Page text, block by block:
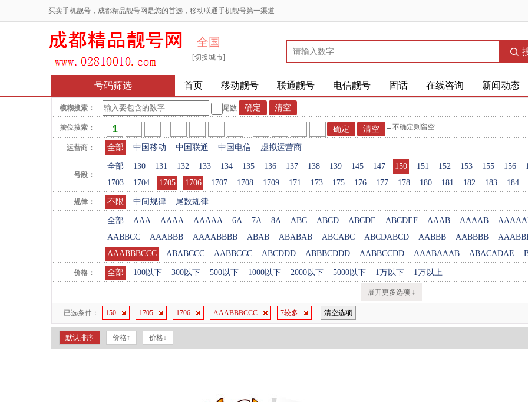
买卖手机靓号，成都精品靓号网是您的首选，移动联通手机靓号第一渠道
全国
[切换城市]
号码筛选 首页 移动靓号 联通靓号 电信靓号 固话 在线咨询 新闻动态
模糊搜索： 尾数
按位搜索： ←不确定则留空
运营商： 全部 中国移动 中国联通 中国电信 虚拟运营商
号段：
全部 130 131 132 133 134 135 136 137 138 139 145 147 150 151 152 153 155 156
1703
1704 1705 1706 1707 1708 1709 171 173 175 176 177 178 180 181 182 183 184
规律： 不限 中间规律 尾数规律
全部 AAA AAAA AAAAA 6A 7A 8A ABC ABCD ABCDE ABCDEF AAAB AAAAB
AABBCC
AAABBB AAAABBBB ABAB ABABAB ABCABC ABCDABCD AABBB AABBBB
AAABBBCCC
ABABCCC AABBCCC ABCDDD ABBBCDDD AABBCCDD AAABAAAB ABACADAE
价格： 全部 100以下 300以下 500以下 1000以下 2000以下 5000以下 1万以下 1万以上
展开更多选项 ↓
已选条件： 150 1705 1706 AAABBBCCC 7较多 清空选项
默认排序 价格↑ 价格↓